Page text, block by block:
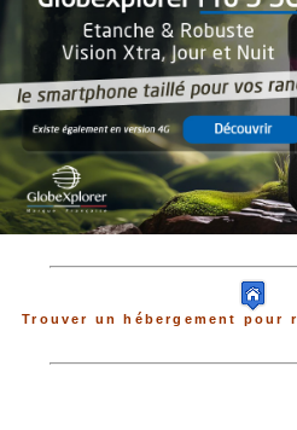
Trouver un hébergement pour